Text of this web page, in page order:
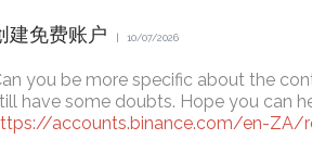
建免费账户 10/07/2026
you be more specific about the
have some doubts. Hope you can
accounts.binance.com/en-ZA/